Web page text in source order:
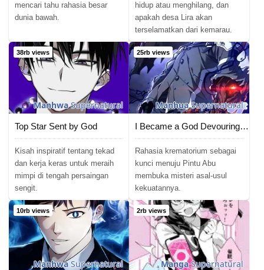
mencari tahu rahasia besar
dunia bawah.
hidup atau menghilang, dan
apakah desa Lira akan
terselamatkan dari kemarau.
38rb views
ManhwaSupernatural
Top Star Sent by God
Kisah inspiratif tentang tekad
dan kerja keras untuk meraih
mimpi di tengah persaingan
sengit.
25rb views
ManhuaSupernatural
I Became a God Devouring Souls at the Crematorium
Rahasia krematorium sebagai
kunci menuju Pintu Abu
membuka misteri asal-usul
kekuatannya.
10rb views
ManhwaSupernatural
2rb views
MangaSupernatural